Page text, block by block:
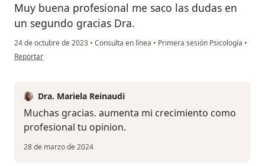
Muy buena profesional me saco las dudas en
un segundo gracias Dra.
24 de octubre de 2023 • Consulta en línea • Primera sesión Psicología •
en opinión del usuario Fabricio
Reportar
Dra. Mariela Reinaudi
Muchas gracias. aumenta mi crecimiento como
profesional tu opinion.
28 de marzo de 2024